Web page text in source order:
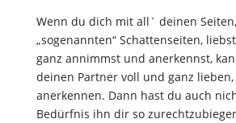
Wenn du dich mit all` deinen
„sogenannten“ Schattenseiten,
ganz annimmst und anerkennst,
deinen Partner voll und ganz
anerkennen. Dann hast du auch
Bedürfnis ihn dir so